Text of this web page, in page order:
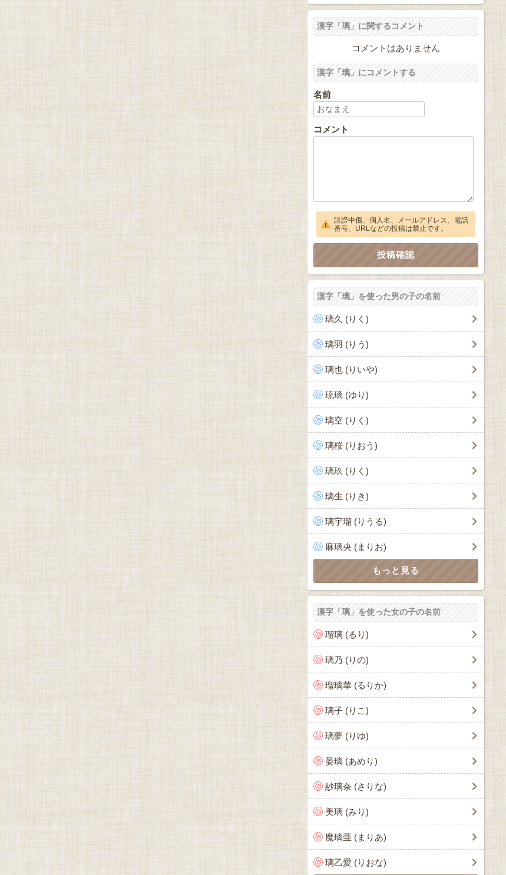
漢字「璃」に関するコメント
コメントはありません
漢字「璃」にコメントする
名前
コメント
誹謗中傷、個人名、メールアドレス、電話
番号、URLなどの投稿は禁止です。
漢字「璃」を使った男の子の名前
璃久 (りく)
璃羽 (りう)
璃也 (りいや)
琉璃 (ゆり)
璃空 (りく)
璃桜 (りおう)
璃玖 (りく)
璃生 (りき)
璃宇瑠 (りうる)
麻璃央 (まりお)
漢字「璃」を使った女の子の名前
瑠璃 (るり)
璃乃 (りの)
瑠璃華 (るりか)
璃子 (りこ)
璃夢 (りゆ)
晏璃 (あめり)
紗璃奈 (さりな)
美璃 (みり)
魔璃亜 (まりあ)
璃乙愛 (りおな)